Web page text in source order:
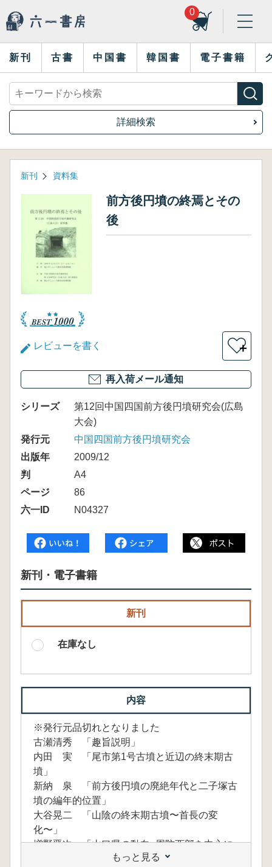
0
新刊 古書 中国書 韓国書 電子書籍
詳細検索
新刊 資料集
前方後円墳の終焉とその
後
レビューを書く ＋
再入荷メール通知
シリーズ
第12回中国四国前方後円墳研究会(広島
大会)
発行元
中国四国前方後円墳研究会
出版年
2009/12
判
A4
ページ
86
六一ID
N04327
新刊・電子書籍
新刊
在庫なし
内容
※発行元品切れとなりました
古瀬清秀 「趣旨説明」
内田 実 「尾市第1号古墳と近辺の終末期古
墳」
新納 泉 「前方後円墳の廃絶年代と二子塚古
墳の編年的位置」
大谷晃二 「山陰の終末期古墳〜首長の変
化〜」
増野晋次 「山口県の動向−周防西部を中心に
もっと見る